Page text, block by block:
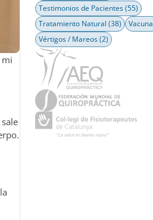
mi
Testimonios de Pacientes(55)
Tratamiento Natural (38)
Vértigos / Mareos(2)